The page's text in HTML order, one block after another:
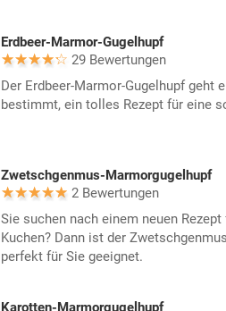
Erdbeer-Marmor-Gugelhupf
29 Bewertungen
Der Erdbeer-Marmor-Gugelhupf geht
bestimmt, ein tolles Rezept für eine
Zwetschgenmus-Marmorgugelhupf
2 Bewertungen
Sie suchen nach einem neuen
Kuchen? Dann ist der
perfekt für Sie geeignet.
Karotten-Marmorgugelhupf